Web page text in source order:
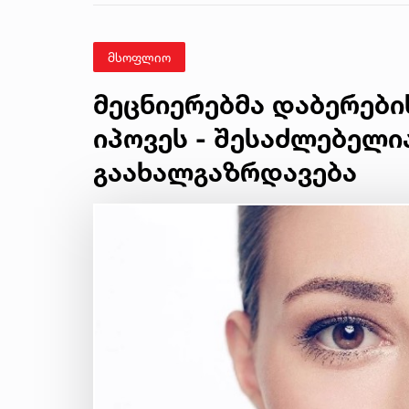
მსოფლიო
მეცნიერებმა
იპოვეს -
გაახალგაზრდავება